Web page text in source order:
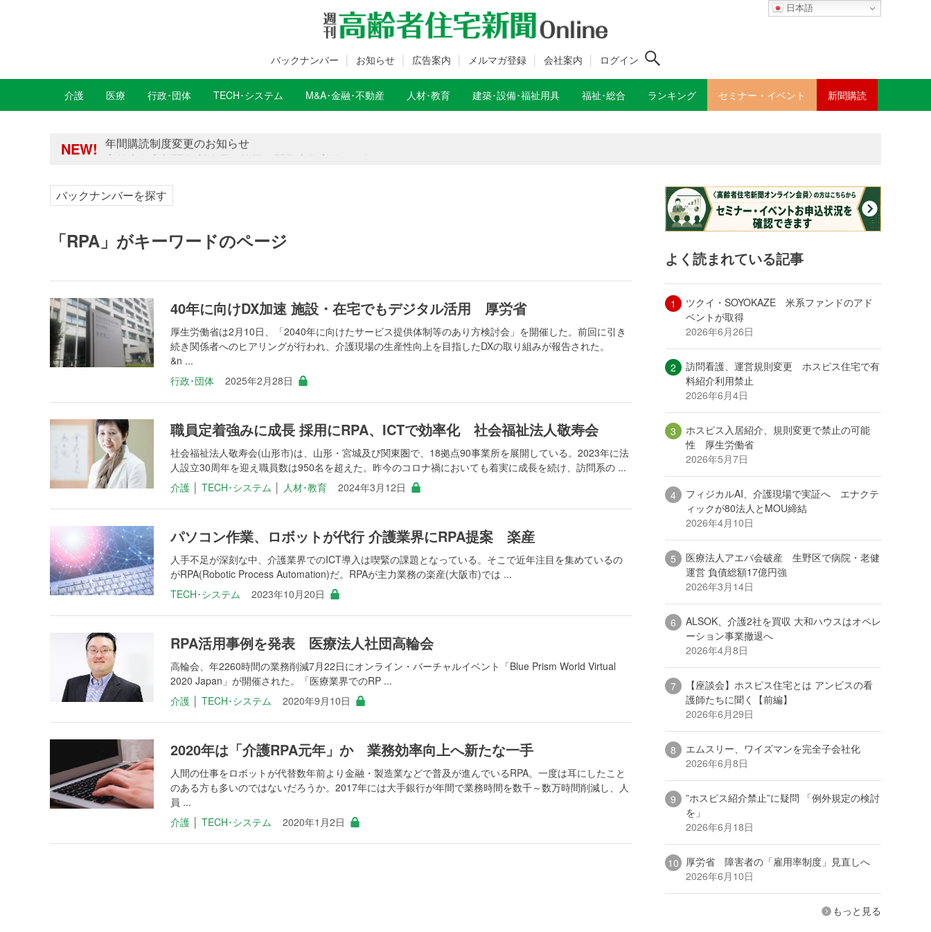
日本語
バックナンバー お知らせ 広告案内 メルマガ登録 会社案内 ログイン
介護 医療 行政･団体 TECH･システム M&A･金融･不動産 人材･教育 建築･設備･福祉用具 福祉･総合 ランキング セミナー・イベント 新聞購読
NEW!
年間購読制度変更のお知らせ
高齢者住宅新聞 無料会員の皆様へ閲覧本数変更のお知らせ
高齢者住宅新聞 無料会員の皆様へ閲覧本数変更のお知らせ
バックナンバーを探す
「RPA」がキーワードのページ
40年に向けDX加速 施設・在宅でもデジタル活用 厚労省
厚生労働省は2月10日、「2040年に向けたサービス提供体制等のあり方検討会」を開催した。前回に引き
続き関係者へのヒアリングが行われ、介護現場の生産性向上を目指したDXの取り組みが報告された。
&n ...
行政･団体
2025年2月28日
職員定着強みに成長 採用にRPA、ICTで効率化 社会福祉法人敬寿会
社会福祉法人敬寿会(山形市)は、山形・宮城及び関東圏で、18拠点90事業所を展開している。2023年に法
人設立30周年を迎え職員数は950名を超えた。昨今のコロナ禍においても着実に成長を続け、訪問系の ...
介護
TECH･システム 人材･教育 2024年3月12日
パソコン作業、ロボットが代行 介護業界にRPA提案 楽産
人手不足が深刻な中、介護業界でのICT導入は喫緊の課題となっている。そこで近年注目を集めているの
がRPA(Robotic Process Automation)だ。RPAが主力業務の楽産(大阪市)では ...
TECH･システム
2023年10月20日
RPA活用事例を発表 医療法人社団高輪会
高輪会、年2260時間の業務削減7月22日にオンライン・バーチャルイベント「Blue Prism World Virtual
2020 Japan」が開催された。「医療業界でのRP ...
介護
TECH･システム 2020年9月10日
2020年は「介護RPA元年」か 業務効率向上へ新たな一手
人間の仕事をロボットが代替数年前より金融・製造業などで普及が進んでいるRPA。一度は耳にしたこと
のある方も多いのではないだろうか。2017年には大手銀行が年間で業務時間を数千～数万時間削減し、人
員 ...
介護
TECH･システム 2020年1月2日
よく読まれている記事
ツクイ・SOYOKAZE 米系ファンドのアド
ベントが取得
2026年6月26日
訪問看護、運営規則変更 ホスピス住宅で有
料紹介利用禁止
2026年6月4日
ホスピス入居紹介、規則変更で禁止の可能
性 厚生労働省
2026年5月7日
フィジカルAI、介護現場で実証へ エナクテ
ィックが80法人とMOU締結
2026年4月10日
医療法人アエバ会破産 生野区で病院・老健
運営 負債総額17億円強
2026年3月14日
ALSOK、介護2社を買収 大和ハウスはオペレ
ーション事業撤退へ
2026年4月8日
【座談会】ホスピス住宅とは アンビスの看
護師たちに聞く【前編】
2026年6月29日
エムスリー、ワイズマンを完全子会社化
2026年6月8日
”ホスピス紹介禁止”に疑問 「例外規定の検討
を」
2026年6月18日
厚労省 障害者の「雇用率制度」見直しへ
2026年6月10日
もっと見る